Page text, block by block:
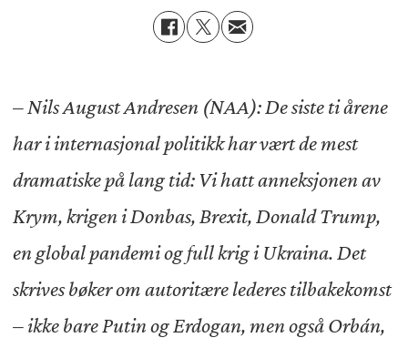
– Nils August Andresen (NAA): De siste ti årene
har i internasjonal politikk har vært de mest
dramatiske på lang tid: Vi hatt anneksjonen av
Krym, krigen i Donbas, Brexit, Donald Trump,
en global pandemi og full krig i Ukraina. Det
skrives bøker om autoritære lederes tilbakekomst
– ikke bare Putin og Erdogan, men også Orbán,